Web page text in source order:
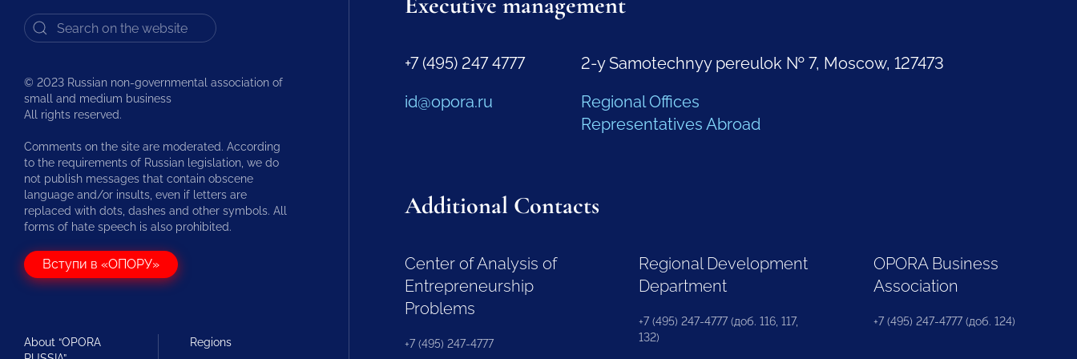
© 2023 Russian non-governmental association of
small and medium business
All rights reserved.
Comments on the site are moderated. According
to the requirements of Russian legislation, we do
not publish messages that contain obscene
language and/or insults, even if letters are
replaced with dots, dashes and other symbols. All
forms of hate speech is also prohibited.
Вступи в «ОПОРУ»
About “OPORA
Regions
+7 (495) 247 4777
id@opora.ru
2-y Samotechnyy pereulok № 7, Moscow, 127473
Regional Offices
Representatives Abroad
Additional Contacts
Center of Analysis of
Entrepreneurship
Problems
+7 (495) 247-4777
Regional Development
Department
+7 (495) 247-4777 (доб. 116, 117,
132)
OPORA Business
Association
+7 (495) 247-4777 (доб. 124)